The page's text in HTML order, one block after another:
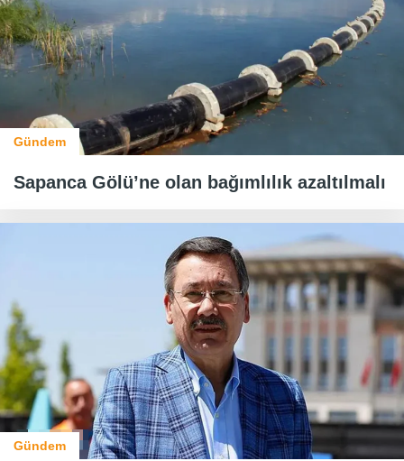
Gündem
Sapanca Gölü’ne olan bağımlılık azaltılmalı
Gündem